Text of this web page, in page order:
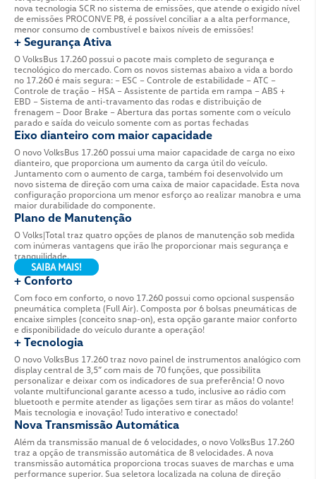
ATRIBUTOS FICHA
+ Eficiência
O novo motor de 6.9 litros entrega 260 cv de
torque, garantindo assim uma melhor performance
nova tecnologia SCR no sistema de emissões, que
de emissões PROCONVE P8, é possível conciliar a
menor consumo de combustível e baixos níveis de
+ Segurança Ativa
O VolksBus 17.260 possui o pacote mais completo
tecnológico do mercado. Com os novos sistemas
no 17.260 é mais segura: – ESC – Controle de
Controle de tração – HSA – Assistente de partida
EBD – Sistema de anti-travamento das rodas e
frenagem – Door Brake – Abertura das portas
parado e saída do veiculo somente com as portas
Eixo dianteiro com maior capacidade